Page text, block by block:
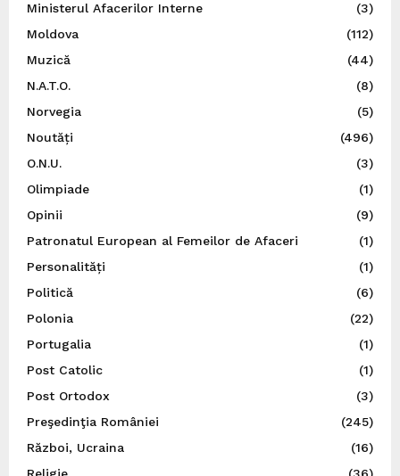
Ministerul Afacerilor Interne
(3)
Moldova
(112)
Muzică
(44)
N.A.T.O.
(8)
Norvegia
(5)
Noutăți
(496)
O.N.U.
(3)
Olimpiade
(1)
Opinii
(9)
Patronatul European al Femeilor de Afaceri
(1)
Personalități
(1)
Politică
(6)
Polonia
(22)
Portugalia
(1)
Post Catolic
(1)
Post Ortodox
(3)
Preşedinţia României
(245)
Război, Ucraina
(16)